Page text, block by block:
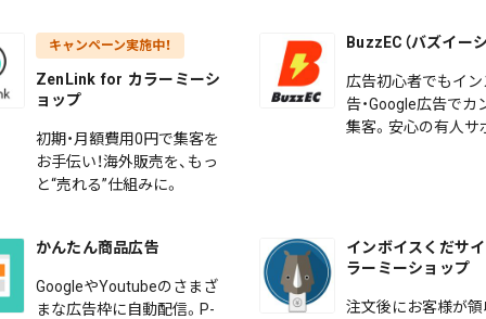
キャンペーン実施中！
ZenLink for カラーミーシ
ョップ
初期・月額費用0円で集客を
お手伝い！海外販売を、もっ
と“売れる”仕組みに。
BuzzEC（バズイー
広告初心者でもイ
告・Google広告でカ
集客。安心の有人サ
かんたん商品広告
GoogleやYoutubeのさまざ
まな広告枠に自動配信。P-
インボイスくだサ
ラーミーショップ
注文後にお客様が